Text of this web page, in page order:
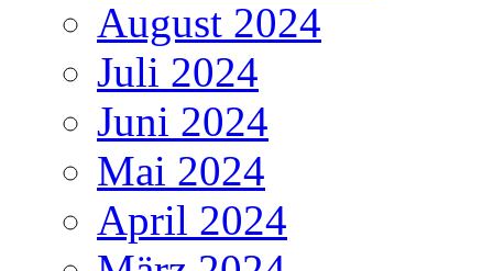
August 2024
Juli 2024
Juni 2024
Mai 2024
April 2024